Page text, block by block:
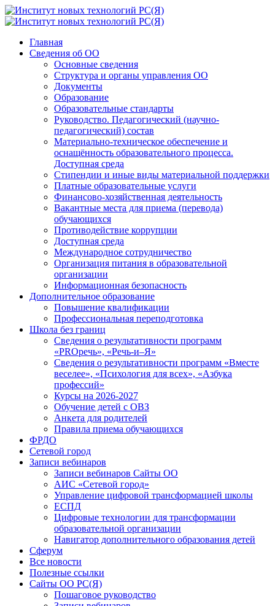
Главная
Сведения об ОО
Основные сведения
Структура и органы управления ОО
Документы
Образование
Образовательные стандарты
Руководство. Педагогический (научно-
педагогический) состав
Материально-техническое обеспечение и
оснащённость образовательного процесса.
Доступная среда
Стипендии и иные виды материальной поддержки
Платные образовательные услуги
Финансово-хозяйственная деятельность
Вакантные места для приема (перевода)
обучающихся
Противодействие коррупции
Доступная среда
Международное сотрудничество
Организация питания в образовательной
организации
Информационная безопасность
Дополнительное образование
Повышение квалификации
Профессиональная переподготовка
Школа без границ
Сведения о результативности программ
«PROречь», «Речь-и–Я»
Сведения о результативности программ «Вместе
веселее», «Психология для всех», «Азбука
профессий»
Курсы на 2026-2027
Обучение детей с ОВЗ
Анкета для родителей
Правила приема обучающихся
ФРДО
Сетевой город
Записи вебинаров
Записи вебинаров Сайты ОО
АИС «Сетевой город»
Управление цифровой трансформацией школы
ЕСПД
Цифровые технологии для трансформации
образовательной организации
Навигатор дополнительного образования детей
Сферум
Все новости
Полезные ссылки
Сайты ОО РС(Я)
Пошаговое руководство